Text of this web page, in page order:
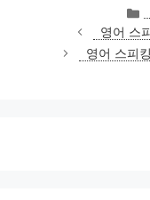
영어 스
영어 스피